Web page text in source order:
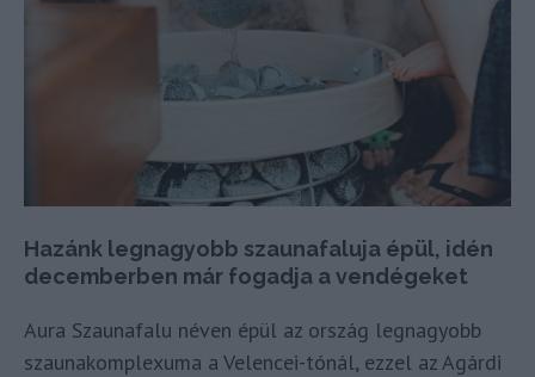
Hazánk legnagyobb szaunafaluja épül, idén
decemberben már fogadja a vendégeket
Aura Szaunafalu néven épül az ország legnagyobb
szaunakomplexuma a Velencei-tónál, ezzel az Agárdi